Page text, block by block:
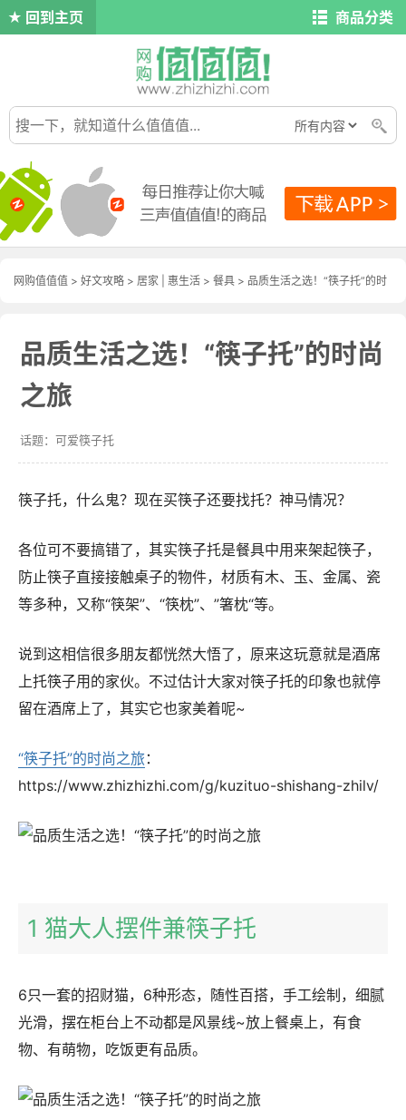
回到主页 商品分类
网购值值值 > 好文攻略 > 居家 惠生活 > 餐具 > 品质生活之选！“筷子托”的时
品质生活之选！“筷子托”的时尚
之旅
可爱筷子托
筷子托，什么鬼？现在买筷子还要找托？神马情况？
各位可不要搞错了，其实筷子托是餐具中用来架起筷子，
防止筷子直接接触桌子的物件，材质有木、玉、金属、瓷
等多种，又称“筷架”、“筷枕”、”箸枕“等。
说到这相信很多朋友都恍然大悟了，原来这玩意就是酒席
上托筷子用的家伙。不过估计大家对筷子托的印象也就停
留在酒席上了，其实它也家美着呢~
“筷子托”的时尚之旅：
https://www.zhizhizhi.com/g/kuzituo-shishang-zhilv/
1 猫大人摆件兼筷子托
6只一套的招财猫，6种形态，随性百搭，手工绘制，细腻
光滑，摆在柜台上不动都是风景线~放上餐桌上，有食
物、有萌物，吃饭更有品质。